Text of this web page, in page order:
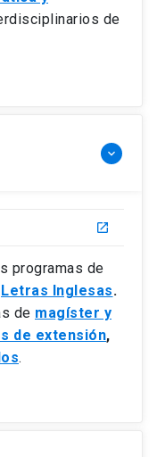
de
keyboard_arrow_down
launch
programas de
Letras Inglesas.
de magíster y
de extensión,
.